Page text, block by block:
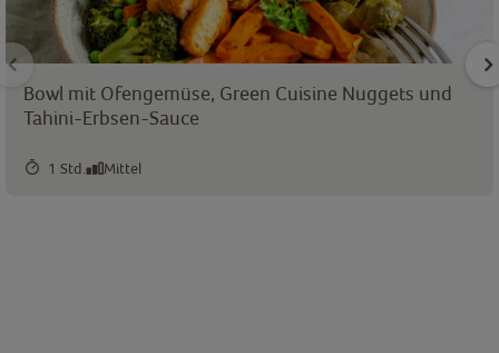
Bowl mit Ofengemüse, Green Cuisine Nuggets und
Tahini-Erbsen-Sauce
1 Std. Mittel